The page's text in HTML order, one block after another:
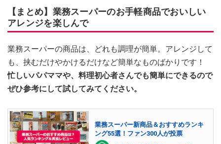
【まとめ】業務スーパーのお手軽商品でおいしい
アレンジを楽しんで
業務スーパーの商品は、どれも調理が簡単。アレンジして
も、挟むだけやかけるだけなど簡単なものばかりです！
忙しいパパママや、料理初心者さんでも簡単にできるので
ぜひ参考にして試してみてください。
業務スーパー新商品＆おすすめランキ
ング55選！ファン300人が投票